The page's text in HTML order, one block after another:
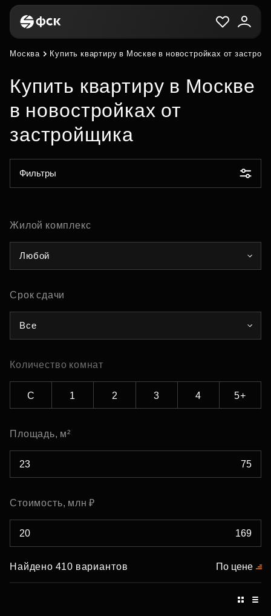
Москва Купить квартиру в Москве в новостройках от
Купить квартиру в Москве
в новостройках от
застройщика
Фильтры
Жилой комплекс
Любой
Срок сдачи
Все
Количество комнат
С 1 2 3 4 5+
Площадь, м²
Стоимость, млн ₽
Найдено 410 вариантов По цене